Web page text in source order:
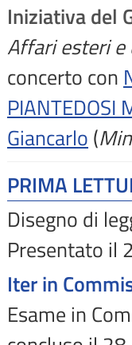
Iniziativa del
Affari esteri e
concerto con
PIANTEDOSI
Giancarlo (
PRIMA
Disegno di
Presentato il
Iter in
Esame in